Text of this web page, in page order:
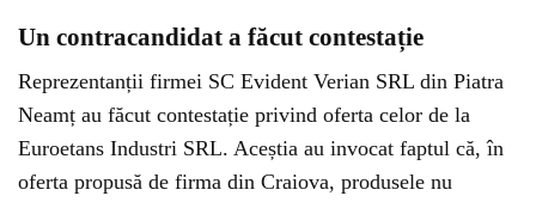
Un contracandidat a făcut contestație
Reprezentanții firmei SC Evident Verian SRL din Piatra
Neamț au făcut contestație privind oferta celor de la
Euroetans Industri SRL. Aceștia au invocat faptul că, în
oferta propusă de firma din Craiova, produsele nu